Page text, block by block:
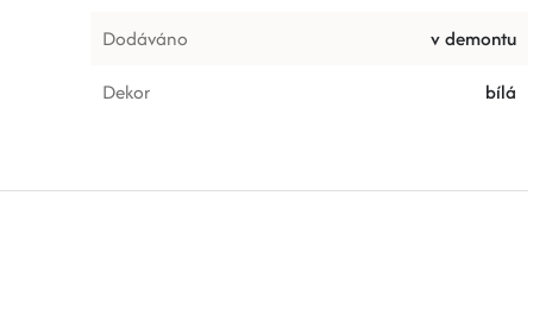
Dodáváno
v demontu
Dekor
bílá